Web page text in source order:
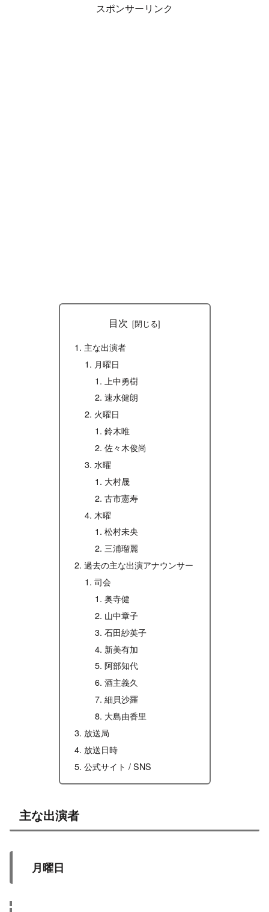
スポンサーリンク
目次
主な出演者
月曜日
上中勇樹
速水健朗
火曜日
鈴木唯
佐々木俊尚
水曜
大村晟
古市憲寿
木曜
松村未央
三浦瑠麗
過去の主な出演アナウンサー
司会
奥寺健
山中章子
石田紗英子
新美有加
阿部知代
酒主義久
細貝沙羅
大島由香里
放送局
放送日時
公式サイト / SNS
主な出演者
月曜日